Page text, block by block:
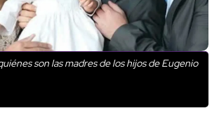
son las madres de los hijos de Eugenio